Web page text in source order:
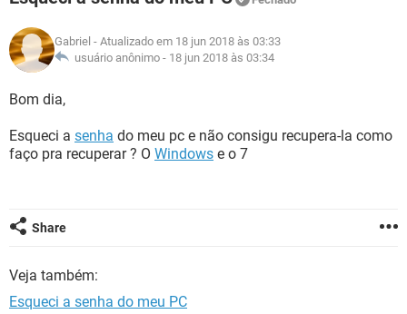
GUIA DE COMPRAS
INSTAGRAM GMAIL
GUIA DE COMPRAS
CELULAR
OUTLOOK EXCEL
INSTAGRAM
FÓRUM
JOGOS WHATSAPP
CELULAR
OUTLOOK
INSTAGRAM GMAIL
GLOSSÁRIO
JOGOS
OUTLOOK EXCEL
GUIA DE COMPRAS
Gabriel - Atualizado em 18 jun 2018 às 03:33
usuário anônimo - 18 jun 2018 às 03:34
Bom dia,
Esqueci a senha do meu pc e não consigu recupera-la como
faço pra recuperar ? O Windows e o 7
Share
Veja também:
Esqueci a senha do meu PC